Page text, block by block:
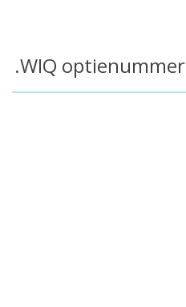
.WIQ optienummer